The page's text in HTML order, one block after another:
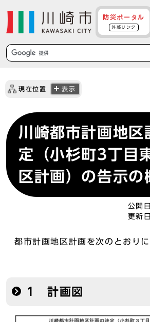
防災ポータル
外部リンク
現在位置 表示
川崎都市計画地区
定（小杉町3丁目
区計画）の告示の
公開
更新
都市計画地区計画を次のとおりに
1 計画図